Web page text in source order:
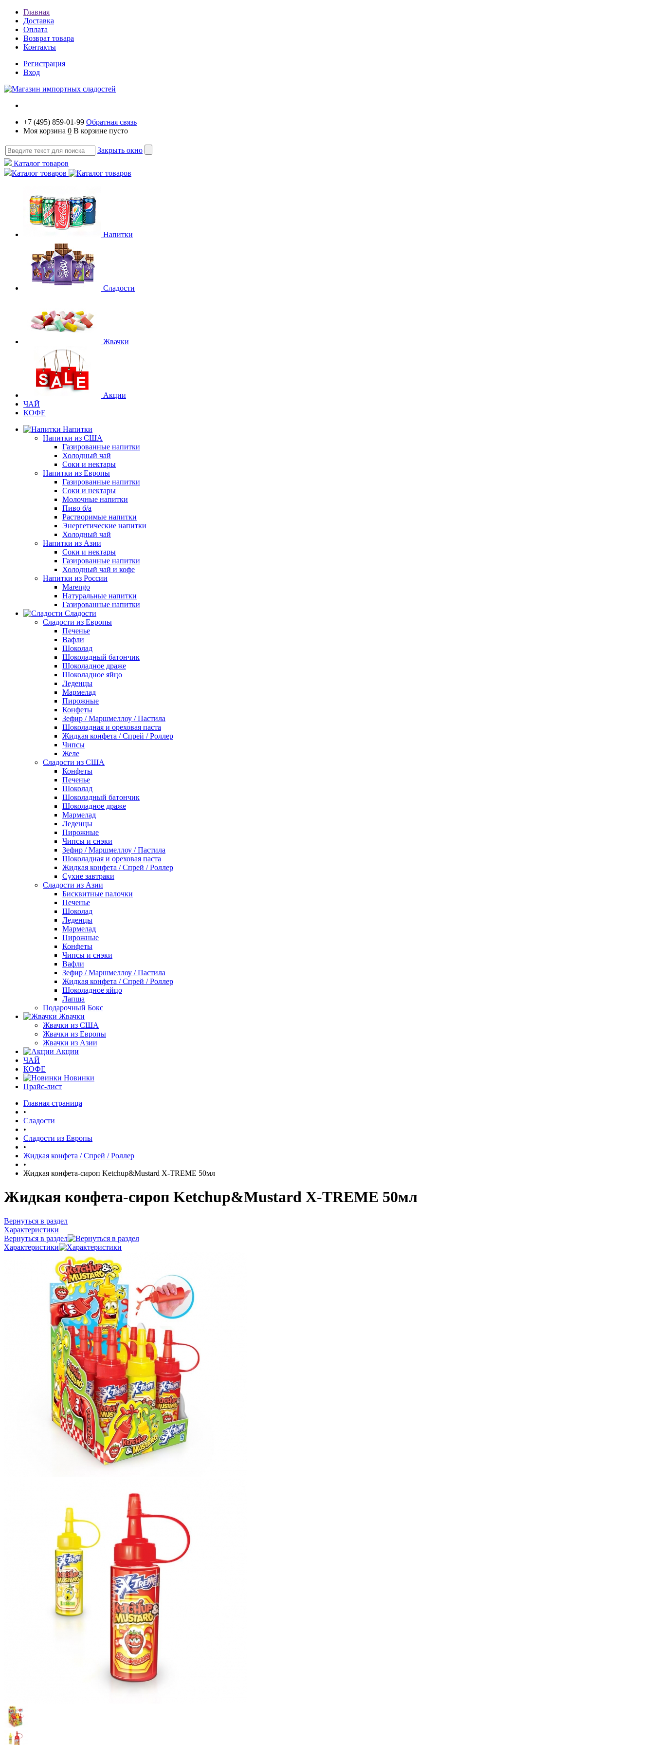
Главная
Доставка
Оплата
Возврат товара
Контакты
Регистрация
Вход
+7 (495) 859-01-99 Обратная связь
Моя корзина 0 В корзине пусто
Закрыть окно
Каталог товаров
Каталог товаров
Напитки
Сладости
Жвачки
Акции
ЧАЙ
КОФЕ
Напитки
Напитки из США
Газированные напитки
Холодный чай
Соки и нектары
Напитки из Европы
Газированные напитки
Соки и нектары
Молочные напитки
Пиво б/а
Растворимые напитки
Энергетические напитки
Холодный чай
Напитки из Азии
Соки и нектары
Газированные напитки
Холодный чай и кофе
Напитки из России
Marengo
Натуральные напитки
Газированные напитки
Сладости
Сладости из Европы
Печенье
Вафли
Шоколад
Шоколадный батончик
Шоколадное драже
Шоколадное яйцо
Леденцы
Мармелад
Пирожные
Конфеты
Зефир / Маршмеллоу / Пастила
Шоколадная и ореховая паста
Жидкая конфета / Спрей / Роллер
Чипсы
Желе
Сладости из США
Конфеты
Печенье
Шоколад
Шоколадный батончик
Шоколадное драже
Мармелад
Леденцы
Пирожные
Чипсы и снэки
Зефир / Маршмеллоу / Пастила
Шоколадная и ореховая паста
Жидкая конфета / Спрей / Роллер
Сухие завтраки
Сладости из Азии
Бисквитные палочки
Печенье
Шоколад
Леденцы
Мармелад
Пирожные
Конфеты
Чипсы и снэки
Вафли
Зефир / Маршмеллоу / Пастила
Жидкая конфета / Спрей / Роллер
Шоколадное яйцо
Лапша
Подарочный Бокс
Жвачки
Жвачки из США
Жвачки из Европы
Жвачки из Азии
Акции
ЧАЙ
КОФЕ
Новинки
Прайс-лист
Главная страница
•
Сладости
•
Сладости из Европы
•
Жидкая конфета / Спрей / Роллер
•
Жидкая конфета-сироп Ketchup&Mustard Х-TREME 50мл
Жидкая конфета-сироп Ketchup&Mustard Х-TREME 50мл
Вернуться в раздел
Характеристики
Вернуться в раздел
Характеристики